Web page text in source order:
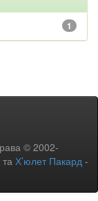
1
© 2002-
та Х’юлет Пакард -